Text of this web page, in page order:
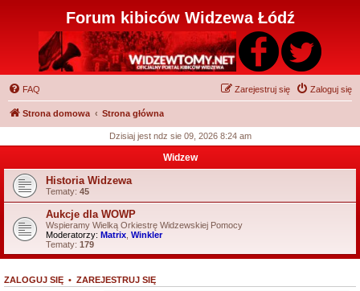
Forum kibiców Widzewa Łódź
FAQ Zaloguj się
Zarejestruj się
Strona domowa Strona główna
Dzisiaj jest ndz sie 09, 2026 8:24 am
Widzew
Historia Widzewa
Tematy: 45
Aukcje dla WOWP
Wspieramy Wielką Orkiestrę Widzewskiej Pomocy
Moderatorzy: Matrix Winkler
Tematy: 179
ZALOGUJ SIĘ • ZAREJESTRUJ SIĘ